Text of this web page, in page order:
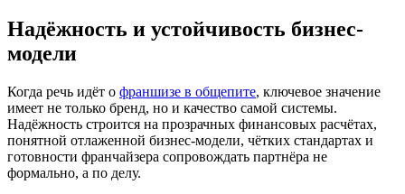
Надёжность и устойчивость бизнес-
модели
Когда речь идёт о франшизе в общепите, ключевое значение
имеет не только бренд, но и качество самой системы.
Надёжность строится на прозрачных финансовых расчётах,
понятной отлаженной бизнес-модели, чётких стандартах и
готовности франчайзера сопровождать партнёра не
формально, а по делу.